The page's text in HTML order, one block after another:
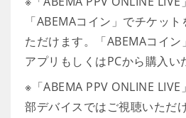
「ABEMAコイン」でチケッ
ただけます。「ABEMAコイ
アプリもしくはPCから購入い
※「ABEMA PPV ONLINE
部デバイスではご視聴いただ